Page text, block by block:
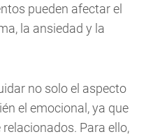
pueden afectar el
la ansiedad y la
no solo el aspecto
el emocional, ya que
Para ello,